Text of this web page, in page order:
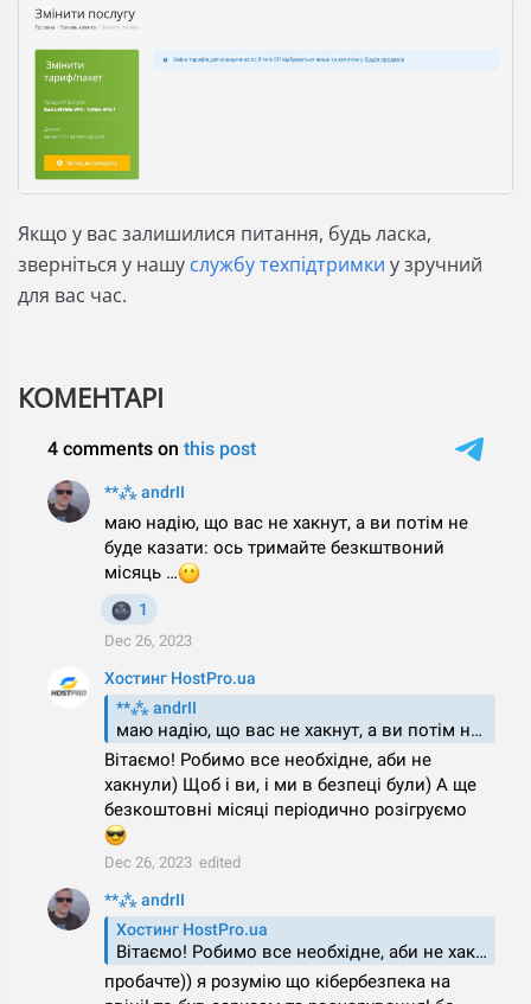
Якщо у вас залишилися питання, будь ласка,
зверніться у нашу службу техпідтримки у зручний
для вас час.
КОМЕНТАРІ